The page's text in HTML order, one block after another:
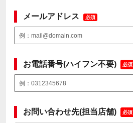
メールアドレス 必須
お電話番号(ハイフン不要) 必須
お問い合わせ先(担当店舗) 必須